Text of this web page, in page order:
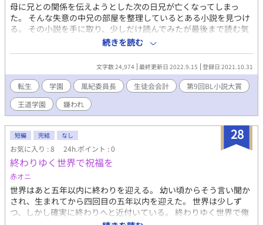
母に兄との関係を伝えようとした次の日兄が亡くなってしまっ
た。 そんな失意の中兄の部屋を整理しているとある小説を見つけ
る。 その小説を手に取り、少しだけ読んでみたが最後まで読む気
にはならずそのまま本を閉じた。 その次の日、学校へ行く途中事
故に遭い意識を失った。 という前世をふと思い出した。 あれ？も
しかしてここあの小説の中じゃね？ でもそんなことより転校生が
気に入らない。俺にだけ当たりが強すぎない？！ 確かに俺はヤリ
◯ンって言われてるけどそれ、ただの噂だからね⁉︎
続きを読む
文字数 24,974 最終更新日 2022.9.15 登録日 2021.10.31
転生 学園 風紀委員長 生徒会会計
第9回BL小説大賞
王道学園
嫌われ
28
短編 完結 なし
お気に入り : 8 24h.ポイント : 0
終わりゆく世界で祝福を
赤オニ
世界はあと五年以内に終わりを迎える。 幼い頃からそう言い聞か
され、生まれてから四回目の五年以内を迎えた。 世界は少しず
つ、しかし確実に終わりへと近付いている。 終わりゆく世界で俺